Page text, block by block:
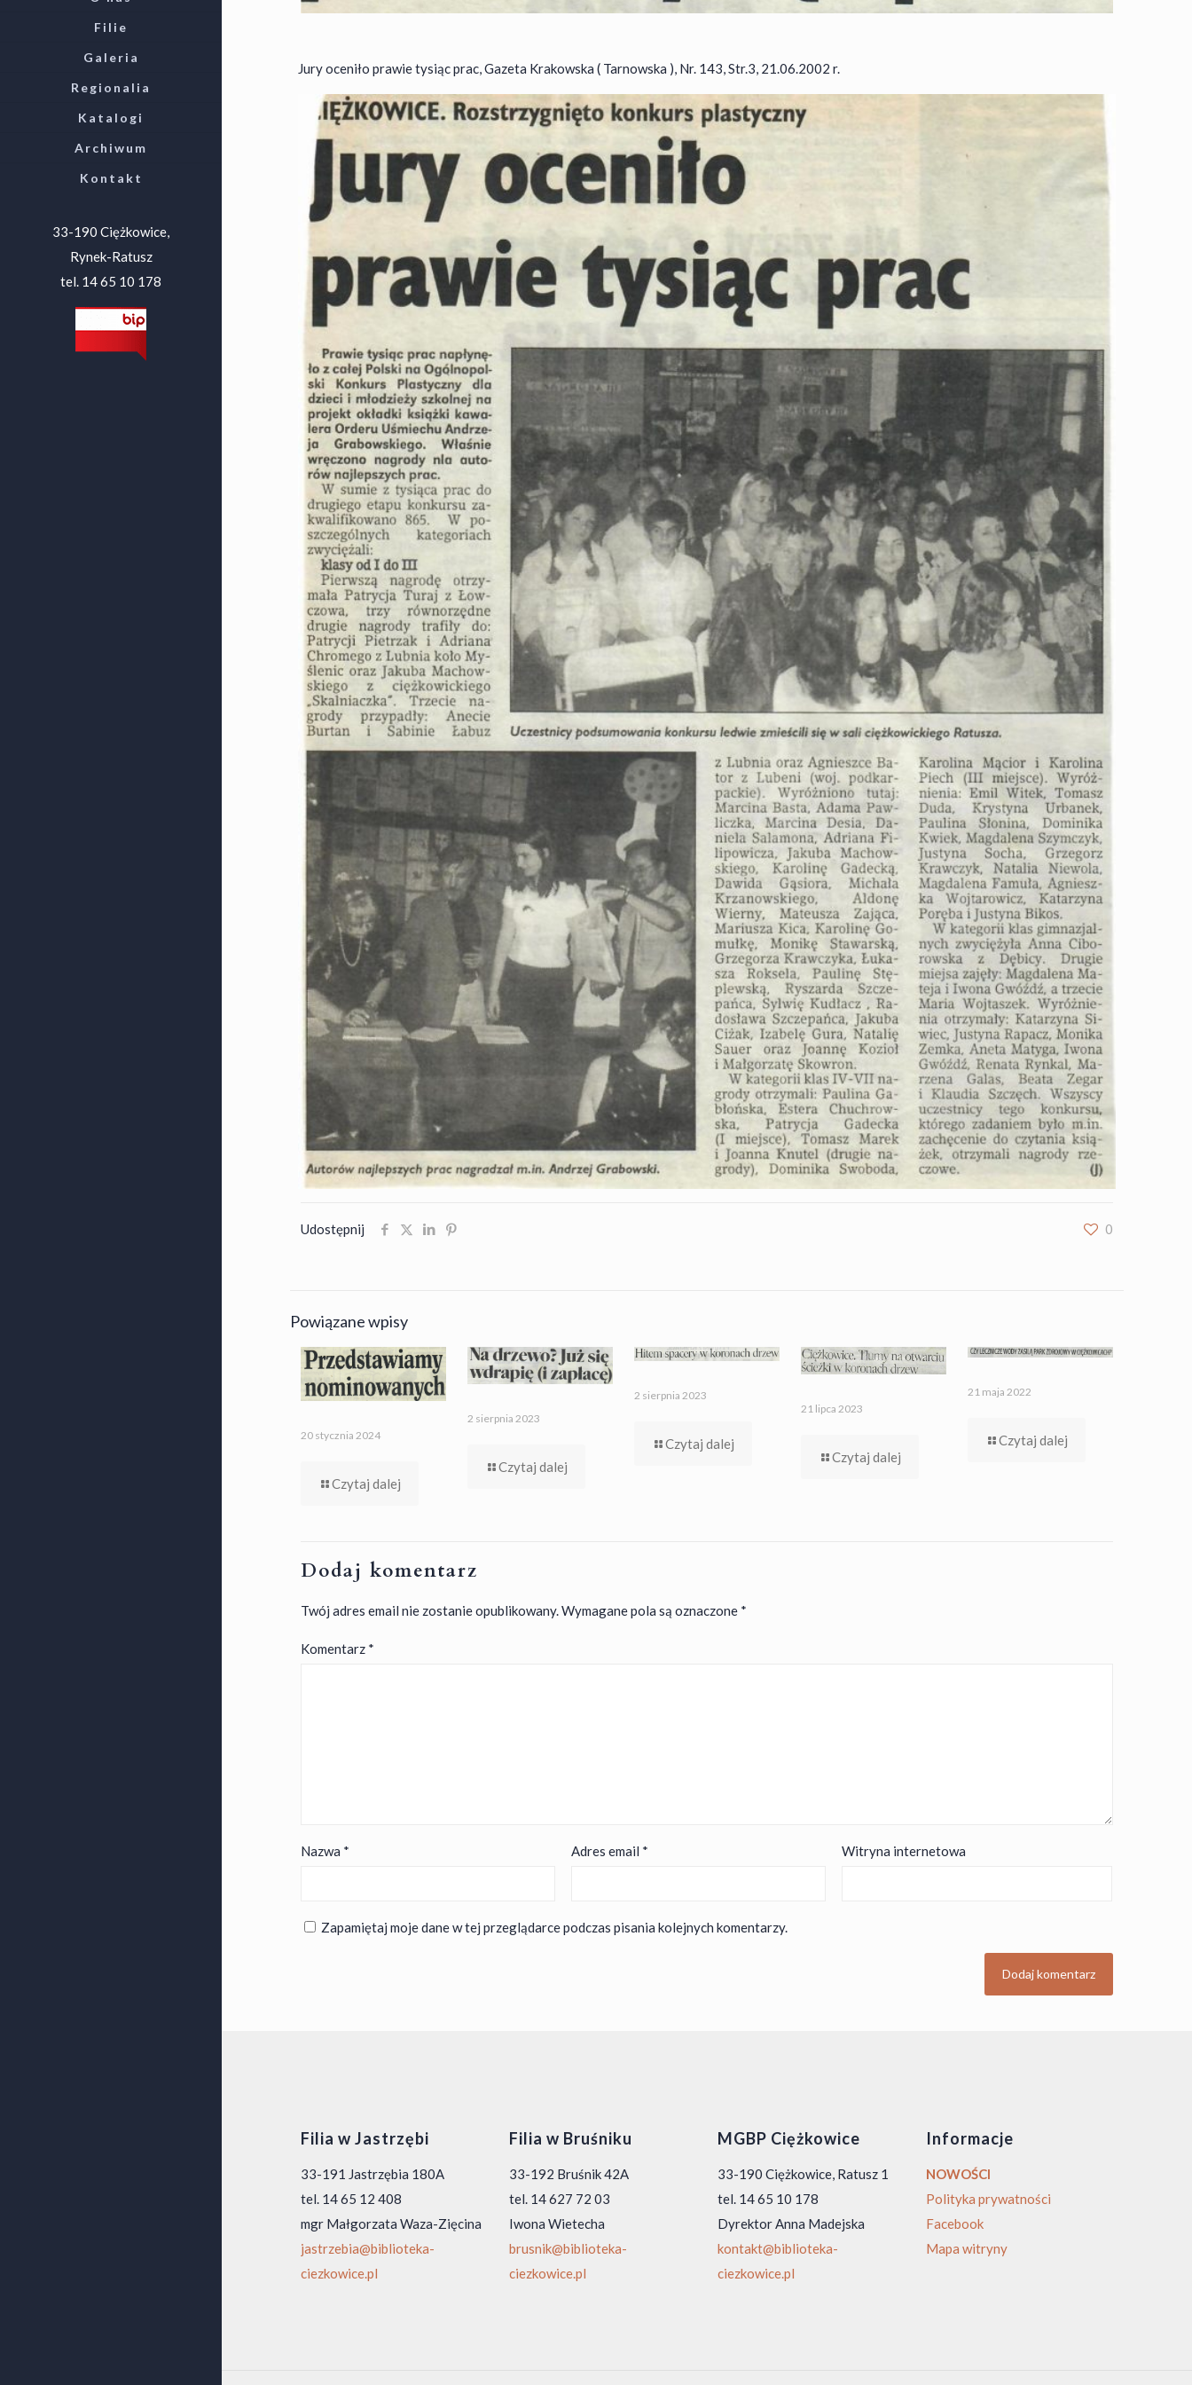
Filie
Galeria
Regionalia
Katalogi
Archiwum
Kontakt
33-190 Ciężkowice,
Rynek-Ratusz
tel. 14 65 10 178
Jury oceniło prawie tysiąc prac, Gazeta Krakowska ( Tarnowska ), Nr. 143, Str.3, 21.06.2002 r.
Udostępnij 0
Powiązane wpisy
20 stycznia 2024
Czytaj dalej
2 sierpnia 2023
Czytaj dalej
2 sierpnia 2023
Czytaj dalej
21 lipca 2023
Czytaj dalej
21 maja 2022
Czytaj dalej
Dodaj komentarz
Twój adres email nie zostanie opublikowany.Wymagane pola są oznaczone *
Komentarz *
Nazwa * Adres email * Witryna internetowa
Zapamiętaj moje dane w tej przeglądarce podczas pisania kolejnych komentarzy.
Filia w Jastrzębi
33-191 Jastrzębia 180A
tel. 14 65 12 408
mgr Małgorzata Waza-Zięcina
jastrzebia@biblioteka-
ciezkowice.pl
Filia w Bruśniku
33-192 Bruśnik 42A
tel. 14 627 72 03
Iwona Wietecha
brusnik@biblioteka-
ciezkowice.pl
MGBP Ciężkowice
33-190 Ciężkowice, Ratusz 1
tel. 14 65 10 178
Dyrektor Anna Madejska
kontakt@biblioteka-
ciezkowice.pl
Informacje
NOWOŚCI
Polityka prywatności
Facebook
Mapa witryny